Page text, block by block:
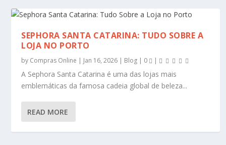
SEPHORA SANTA CATARINA: TUDO SOBRE A
LOJA NO PORTO
by Compras Online | Jan 16, 2026 | Blog | 0 |
A Sephora Santa Catarina é uma das lojas mais
emblemáticas da famosa cadeia global de beleza...
READ MORE